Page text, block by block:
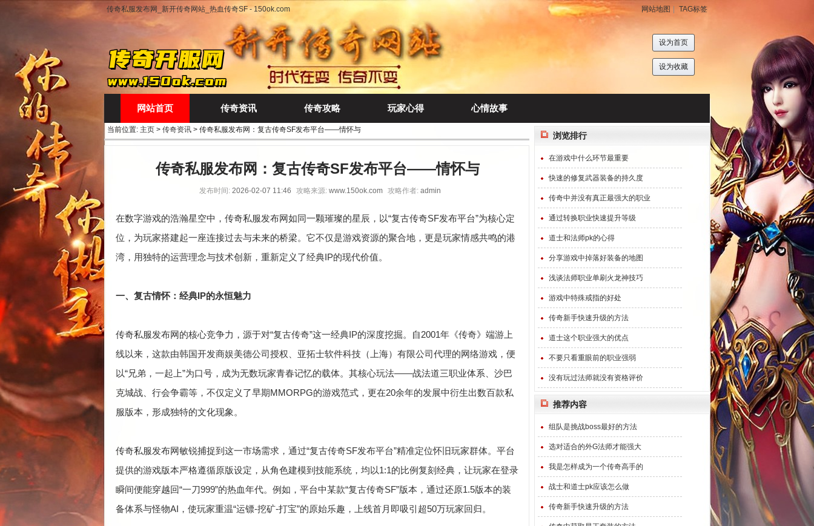
传奇私服发布网_新开传奇网站_热血传奇SF - 150ok.com 网站地图 TAG标签
设为首页
设为收藏
网站首页 传奇资讯 传奇攻略 玩家心得 心情故事
当前位置: 主页 > 传奇资讯 > 传奇私服发布网：复古传奇SF发布平台——情怀与
传奇私服发布网：复古传奇SF发布平台——情怀与
发布时间: 2026-02-07 11:46 攻略来源: www.150ok.com 攻略作者: admin
在数字游戏的浩瀚星空中，传奇私服发布网如同一颗璀璨的星辰，以“复古传奇SF发布平台”为核心定
位，为玩家搭建起一座连接过去与未来的桥梁。它不仅是游戏资源的聚合地，更是玩家情感共鸣的港
湾，用独特的运营理念与技术创新，重新定义了经典IP的现代价值。
一、复古情怀：经典IP的永恒魅力
传奇私服发布网的核心竞争力，源于对“复古传奇”这一经典IP的深度挖掘。自2001年《传奇》端游上
线以来，这款由韩国开发商娱美德公司授权、亚拓士软件科技（上海）有限公司代理的网络游戏，便
以“兄弟，一起上”为口号，成为无数玩家青春记忆的载体。其核心玩法——战法道三职业体系、沙巴
克城战、行会争霸等，不仅定义了早期MMORPG的游戏范式，更在20余年的发展中衍生出数百款私
服版本，形成独特的文化现象。
传奇私服发布网敏锐捕捉到这一市场需求，通过“复古传奇SF发布平台”精准定位怀旧玩家群体。平台
提供的游戏版本严格遵循原版设定，从角色建模到技能系统，均以1:1的比例复刻经典，让玩家在登录
瞬间便能穿越回“一刀999”的热血年代。例如，平台中某款“复古传奇SF”版本，通过还原1.5版本的装
备体系与怪物AI，使玩家重温“运镖-挖矿-打宝”的原始乐趣，上线首月即吸引超50万玩家回归。
浏览排行
在游戏中什么环节最重要
快速的修复武器装备的持久度
传奇中并没有真正最强大的职业
通过转换职业快速提升等级
道士和法师pk的心得
分享游戏中掉落好装备的地图
浅谈法师职业单刷火龙神技巧
游戏中特殊戒指的好处
传奇新手快速升级的方法
道士这个职业强大的优点
不要只看重眼前的职业强弱
没有玩过法师就没有资格评价
推荐内容
组队是挑战boss最好的方法
选对适合的外G法师才能强大
我是怎样成为一个传奇高手的
战士和道士pk应该怎么做
传奇新手快速升级的方法